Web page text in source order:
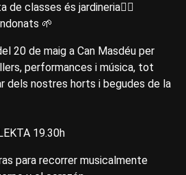
classes és jardineria✊🏽
🌱
20 de maig a Can Masdéu per
performances i música, tot
dels nostres horts i begudes de la
19.30h
para recorrer musicalmente